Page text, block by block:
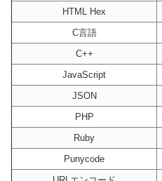
HTML Hex
C言語
C++
JavaScript
JSON
PHP
Ruby
Punycode